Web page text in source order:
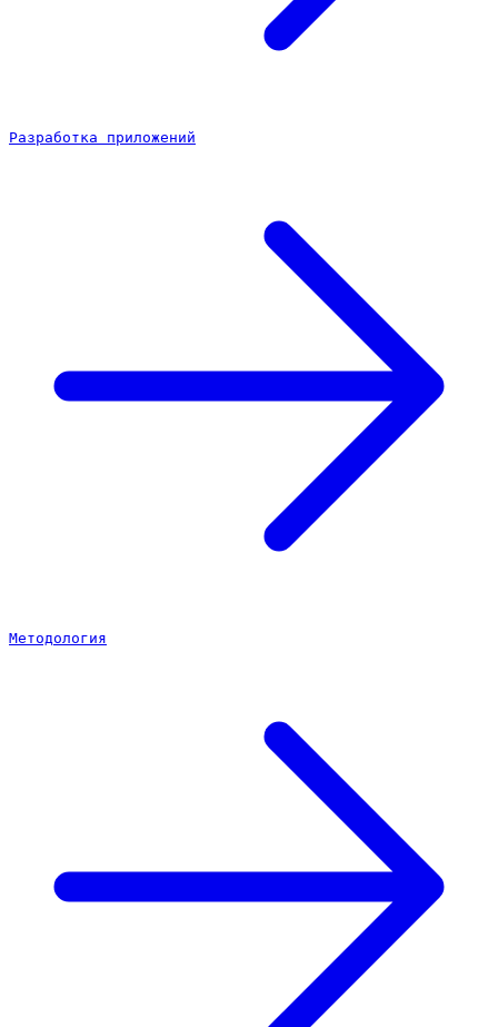
Разработка приложений
Методология